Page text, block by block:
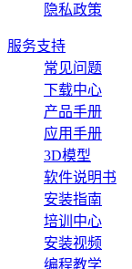
隐私政策
服务支持
常见问题
下载中心
产品手册
应用手册
3D模型
软件说明书
安装指南
培训中心
安装视频
编程教学